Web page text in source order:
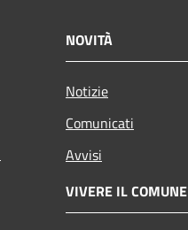
NOVITÀ
Notizie
Comunicati
Avvisi
VIVERE IL COMUNE